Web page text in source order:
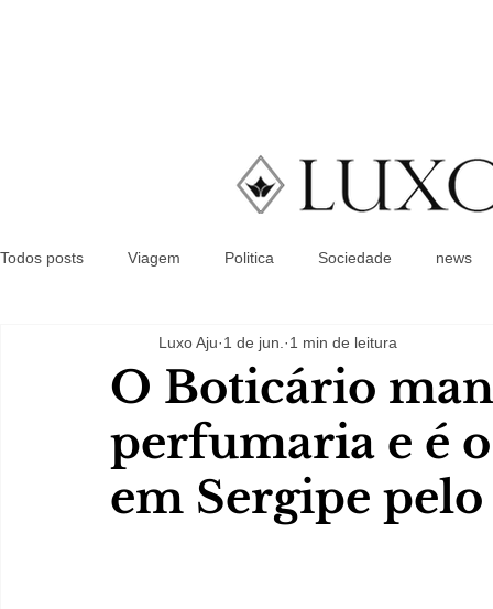
Todos posts Viagem Politica Sociedade news
O Boticário
perfumaria e é
em Sergipe pelo
Luxo Aju 1 de jun. 1 min de leitura